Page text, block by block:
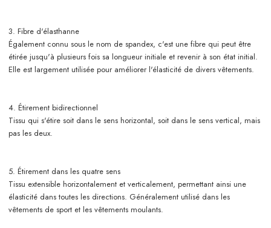
3. Fibre d'élasthanne
Également connu sous le nom de spandex, c'est une fibre qui peut être
étirée jusqu'à plusieurs fois sa longueur initiale et revenir à son état initial.
Elle est largement utilisée pour améliorer l'élasticité de divers vêtements.
4. Étirement bidirectionnel
Tissu qui s'étire soit dans le sens horizontal, soit dans le sens vertical, mais
pas les deux.
5. Étirement dans les quatre sens
Tissu extensible horizontalement et verticalement, permettant ainsi une
élasticité dans toutes les directions. Généralement utilisé dans les
vêtements de sport et les vêtements moulants.